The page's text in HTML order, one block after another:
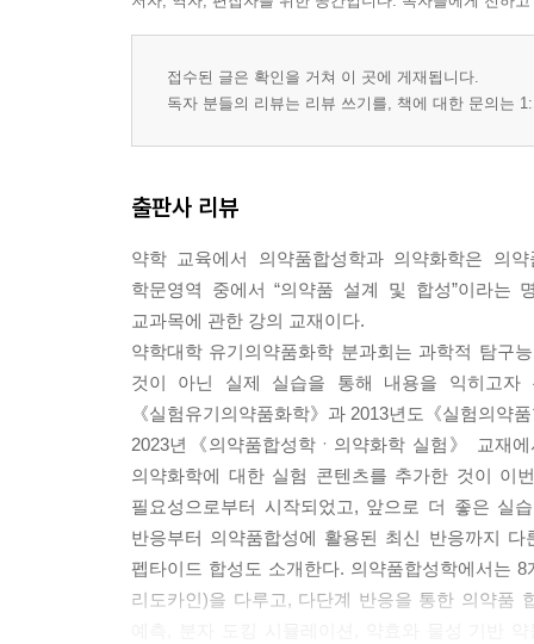
접수된 글은 확인을 거쳐 이 곳에 게재됩니다.
독자 분들의 리뷰는 리뷰 쓰기를, 책에 대한 문의는
출판사 리뷰
약학 교육에서 의약품합성학과 의약화학은 의
학문영역 중에서 “의약품 설계 및 합성”이라는
교과목에 관한 강의 교재이다.
약학대학 유기의약품화학 분과회는 과학적 탐구
것이 아닌 실제 실습을 통해 내용을 익히고
《실험유기의약품화학》과 2013년도《실험의약
2023년《의약품합성학ㆍ의약화학 실험》 교재
의약화학에 대한 실험 콘텐츠를 추가한 것이 이
필요성으로부터 시작되었고, 앞으로 더 좋은 실
반응부터 의약품합성에 활용된 최신 반응까지
펩타이드 합성도 소개한다. 의약품합성학에서는
리도카인)을 다루고, 다단계 반응을 통한 의약품